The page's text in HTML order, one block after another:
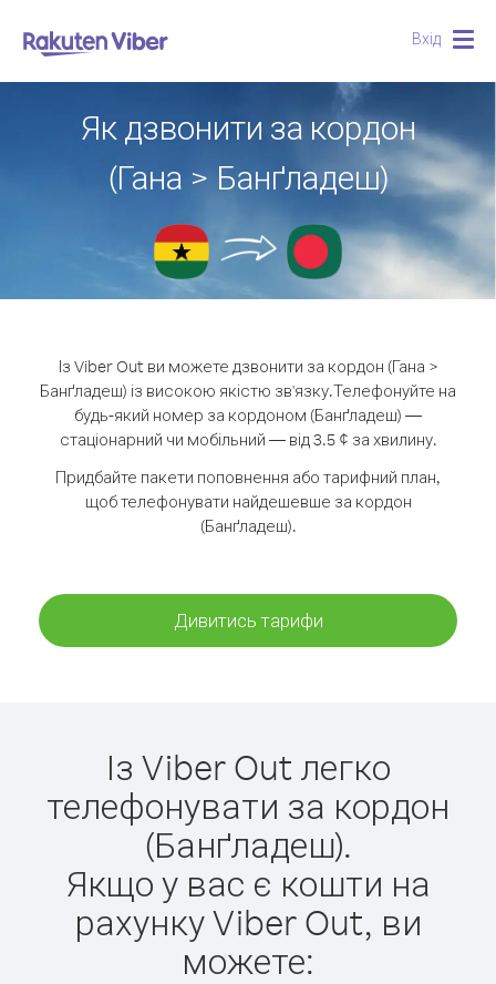
Вхід
Як дзвонити за кордон
(Гана > Банґладеш)
Із Viber Out ви можете дзвонити за кордон (Гана >
Банґладеш) із високою якістю зв'язку.Телефонуйте на
будь-який номер за кордоном (Банґладеш) —
стаціонарний чи мобільний — від 3.5 ¢ за хвилину.
Придбайте пакети поповнення або тарифний план,
щоб телефонувати найдешевше за кордон
(Банґладеш).
Дивитись тарифи
Із Viber Out легко
телефонувати за кордон
(Банґладеш).
Якщо у вас є кошти на
рахунку Viber Out, ви
можете: